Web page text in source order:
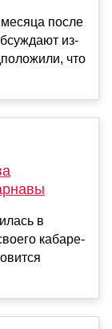
месяца после
из-
что
в
кабаре-